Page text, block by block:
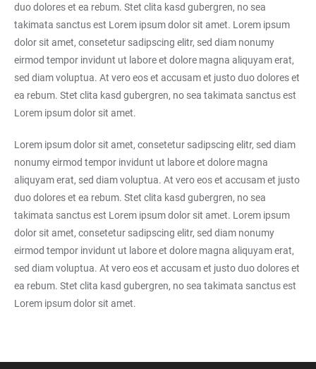
duo dolores et ea rebum. Stet clita kasd gubergren, no sea
takimata sanctus est Lorem ipsum dolor sit amet. Lorem ipsum
dolor sit amet, consetetur sadipscing elitr, sed diam nonumy
eirmod tempor invidunt ut labore et dolore magna aliquyam erat,
sed diam voluptua. At vero eos et accusam et justo duo dolores et
ea rebum. Stet clita kasd gubergren, no sea takimata sanctus est
Lorem ipsum dolor sit amet.
Lorem ipsum dolor sit amet, consetetur sadipscing elitr, sed diam
nonumy eirmod tempor invidunt ut labore et dolore magna
aliquyam erat, sed diam voluptua. At vero eos et accusam et justo
duo dolores et ea rebum. Stet clita kasd gubergren, no sea
takimata sanctus est Lorem ipsum dolor sit amet. Lorem ipsum
dolor sit amet, consetetur sadipscing elitr, sed diam nonumy
eirmod tempor invidunt ut labore et dolore magna aliquyam erat,
sed diam voluptua. At vero eos et accusam et justo duo dolores et
ea rebum. Stet clita kasd gubergren, no sea takimata sanctus est
Lorem ipsum dolor sit amet.